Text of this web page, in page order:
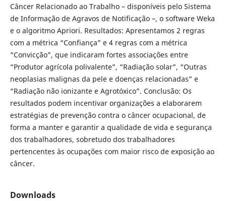
Câncer Relacionado ao Trabalho – disponíveis pelo Sistema
de Informação de Agravos de Notificação –, o software Weka
e o algoritmo Apriori. Resultados: Apresentamos 2 regras
com a métrica “Confiança” e 4 regras com a métrica
“Convicção”, que indicaram fortes associações entre
“Produtor agrícola polivalente”, “Radiação solar”, “Outras
neoplasias malignas da pele e doenças relacionadas” e
“Radiação não ionizante e Agrotóxico”. Conclusão: Os
resultados podem incentivar organizações a elaborarem
estratégias de prevenção contra o câncer ocupacional, de
forma a manter e garantir a qualidade de vida e segurança
dos trabalhadores, sobretudo dos trabalhadores
pertencentes às ocupações com maior risco de exposição ao
câncer.
Downloads